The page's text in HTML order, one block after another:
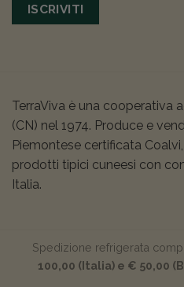
ISCRIVITI
TerraViva è una cooperativa
(CN) nel 1974. Produce e
Piemontese certificata
prodotti tipici cuneesi con
Italia.
Spedizione refrigerata
100,00 (Italia) e € 50,00